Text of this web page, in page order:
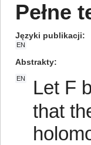
Pełne
Języki publikacji
EN
Abstrakty
EN
Let F
that